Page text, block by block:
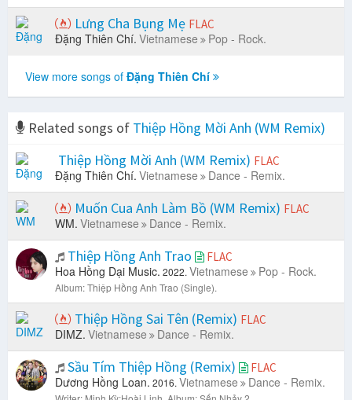
Lưng Cha Bụng Mẹ FLAC
Đặng Thiên Chí. Vietnamese Pop - Rock.
View more songs of Đặng Thiên Chí
Related songs of Thiệp Hồng Mời Anh (WM Remix)
Thiệp Hồng Mời Anh (WM Remix) FLAC
Đặng Thiên Chí. Vietnamese Dance - Remix.
Muốn Cua Anh Làm Bồ (WM Remix) FLAC
WM. Vietnamese Dance - Remix.
Thiệp Hồng Anh Trao FLAC
Hoa Hồng Dại Music. 2022. Vietnamese Pop - Rock.
Album: Thiệp Hồng Anh Trao (Single).
Thiệp Hồng Sai Tên (Remix) FLAC
DIMZ. Vietnamese Dance - Remix.
Sầu Tím Thiệp Hồng (Remix) FLAC
Dương Hồng Loan. 2016. Vietnamese Dance - Remix.